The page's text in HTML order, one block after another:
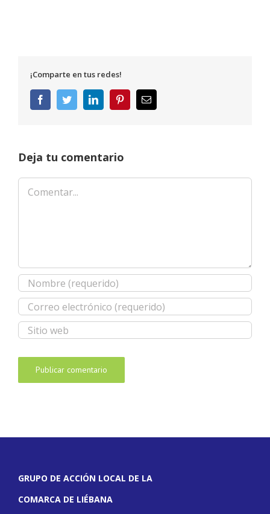
¡Comparte en tus redes!
FacebookTwitterLinkedInPinterestCorreo
electrónico
Deja tu comentario
Comentar
GRUPO DE ACCIÓN LOCAL DE LA
COMARCA DE LIÉBANA